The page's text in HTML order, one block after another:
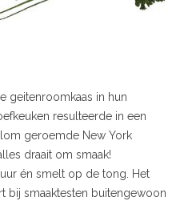
geitenroomkaas in hun
resulteerde in een
geroemde New York
draait om smaak!
én smelt op de tong. Het
bij smaaktesten buitengewoon